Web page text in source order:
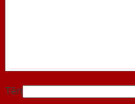
Tên